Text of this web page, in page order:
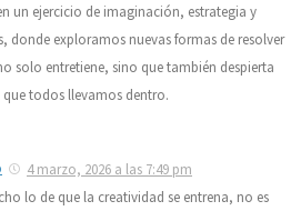
un ejercicio de imaginación, estrategia y
donde exploramos nuevas formas de resolver
solo entretiene, sino que también despierta
que todos llevamos dentro.
4 marzo, 2026 a las 7:49 pm
lo de que la creatividad se entrena, no es